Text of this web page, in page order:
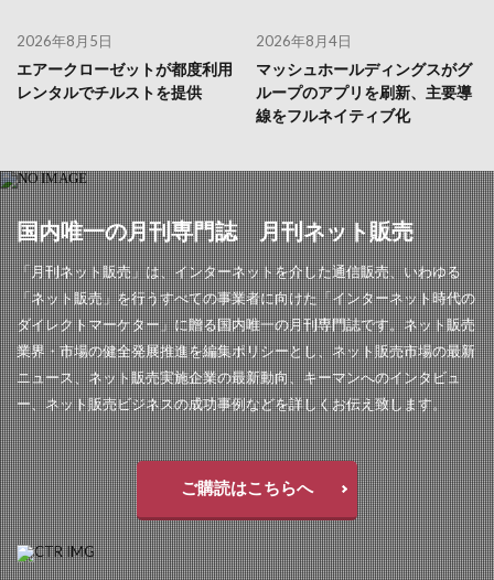
2026年8月5日
エアークローゼットが都度利用
レンタルでチルストを提供
2026年8月4日
マッシュホールディングスがグ
ループのアプリを刷新、主要導
線をフルネイティブ化
国内唯一の月刊専門誌 月刊ネット販売
「月刊ネット販売」は、インターネットを介した通信販売、いわゆる
「ネット販売」を行うすべての事業者に向けた「インターネット時代の
ダイレクトマーケター」に贈る国内唯一の月刊専門誌です。ネット販売
業界・市場の健全発展推進を編集ポリシーとし、ネット販売市場の最新
ニュース、ネット販売実施企業の最新動向、キーマンへのインタビュ
ー、ネット販売ビジネスの成功事例などを詳しくお伝え致します。
ご購読はこちらへ